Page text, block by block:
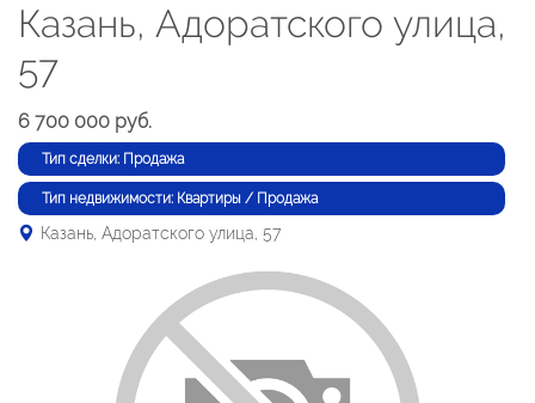
Казань, Адоратского улица,
57
6 700 000 руб.
Тип сделки: Продажа
Тип недвижимости: Квартиры / Продажа
Казань, Адоратского улица, 57